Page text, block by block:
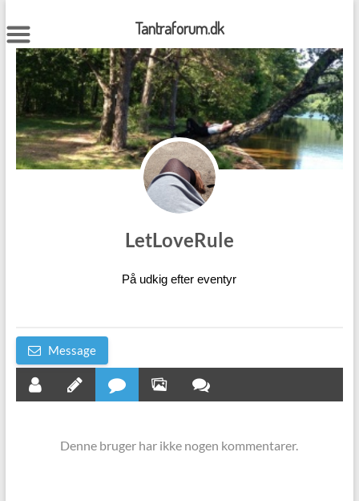
to
content
LetLoveRule
På udkig efter eventyr
Message
Denne bruger har ikke nogen kommentarer.
Tantraforum.dk